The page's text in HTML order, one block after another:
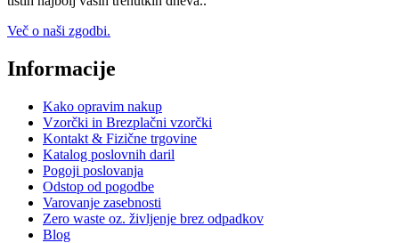
Več o naši zgodbi.
Informacije
Kako opravim nakup
Vzorčki in Brezplačni vzorčki
Kontakt & Fizične trgovine
Katalog poslovnih daril
Pogoji poslovanja
Odstop od pogodbe
Varovanje zasebnosti
Zero waste oz. življenje brez odpadkov
Blog